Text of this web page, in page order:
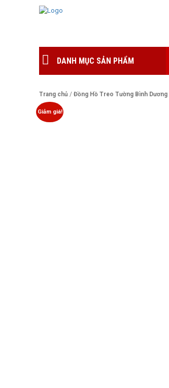
DANH MỤC SẢN PHẨM
Trang chủ / Đồng Hồ Treo Tường Bình Dương
Giảm giá!